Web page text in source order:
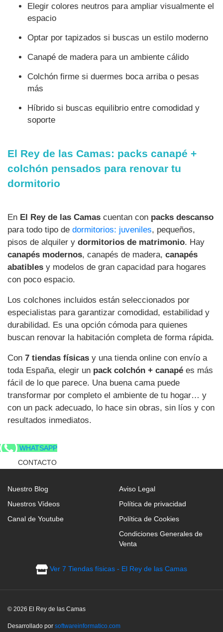
Elegir colores neutros para ampliar visualmente el
espacio
Optar por tapizados si buscas un estilo moderno
Canapé de madera para un ambiente cálido
Colchón firme si duermes boca arriba o pesas
más
Híbrido si buscas equilibrio entre comodidad y
soporte
El Rey de las Camas: packs canapé +
colchón pensados para renovar tu
dormitorio
En El Rey de las Camas cuentan con packs descanso
para todo tipo de dormitorios: juveniles, pequeños,
pisos de alquiler y dormitorios de matrimonio. Hay
canapés modernos, canapés de madera, canapés
abatibles y modelos de gran capacidad para hogares
con poco espacio.
Los colchones incluidos están seleccionados por
especialistas para garantizar comodidad, estabilidad y
durabilidad. Es una opción cómoda para quienes
buscan renovar la habitación completa de forma rápida.
Con 7 tiendas físicas y una tienda online con envío a
toda España, elegir un pack colchón + canapé es más
fácil de lo que parece. Una buena cama puede
transformar por completo el ambiente de tu hogar… y
con un pack adecuado, lo hace sin obras, sin líos y con
resultados inmediatos.
WHATSAPP
CONTACTO
Nuestro Blog
Nuestros Vídeos
Canal de Youtube
Aviso Legal
Política de privacidad
Política de Cookies
Condiciones Generales de
Venta
Ver 7 Tiendas físicas - El Rey de las Camas
© 2026 El Rey de las Camas
Desarrollado por softwareinformatico.com